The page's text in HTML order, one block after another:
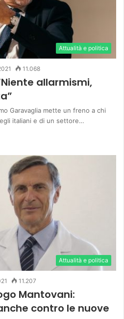
Attualità e politica
11.068
allarmismi,
Garavaglia mette un freno a chi
italiani e di un settore…
Attualità e politica
11.207
Mantovani:
contro le nuove